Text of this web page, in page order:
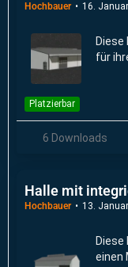
Hochbauer 16.
Diese
für
Platzierbar
6 Downloads
Halle mit
Hochbauer 13.
einen